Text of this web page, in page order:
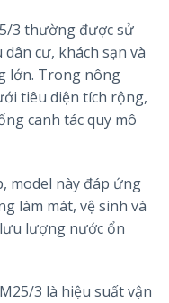
3 thường được sử
cư, khách sạn và
lớn. Trong nông
tiêu diện tích rộng,
canh tác quy mô
model này đáp ứng
làm mát, vệ sinh và
lượng nước ổn
3 là hiệu suất vận